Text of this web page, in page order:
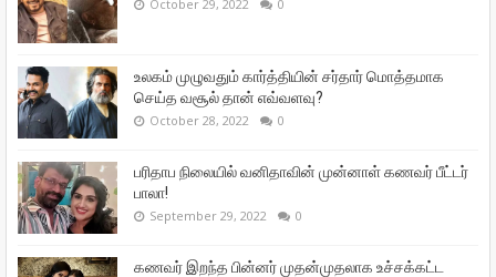
October 29, 2022 0
உலகம் முழுவதும் கார்த்தியின் சர்தார் மொத்தமாக
செய்த வசூல் தான் எவ்வளவு?
October 28, 2022 0
பரிதாப நிலையில் வனிதாவின் முன்னாள் கணவர் பீட்டர்
பாலா!
September 29, 2022 0
கணவர் இறந்த பின்னர் முதன்முதலாக உச்சக்கட்ட